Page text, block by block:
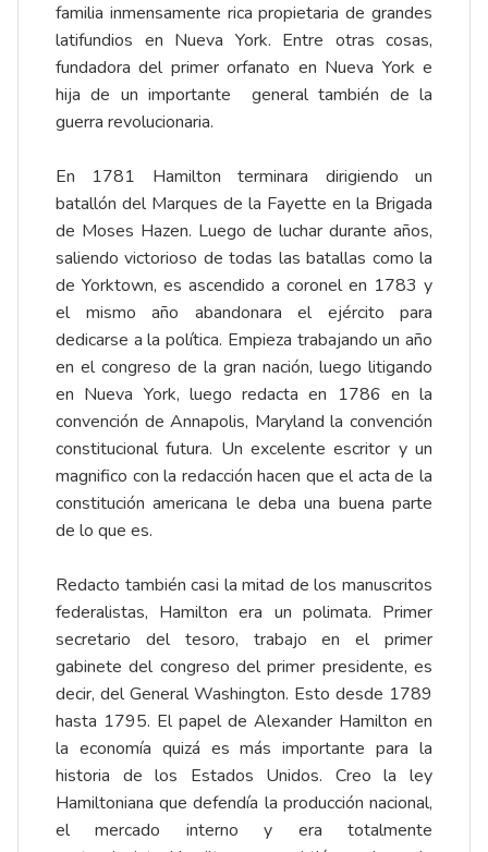
familia inmensamente rica propietaria de grandes
latifundios en Nueva York. Entre otras cosas,
fundadora del primer orfanato en Nueva York e
hija de un importante general también de la
guerra revolucionaria.
En 1781 Hamilton terminara dirigiendo un
batallón del Marques de la Fayette en la Brigada
de Moses Hazen. Luego de luchar durante años,
saliendo victorioso de todas las batallas como la
de Yorktown, es ascendido a coronel en 1783 y
el mismo año abandonara el ejército para
dedicarse a la política. Empieza trabajando un año
en el congreso de la gran nación, luego litigando
en Nueva York, luego redacta en 1786 en la
convención de Annapolis, Maryland la convención
constitucional futura. Un excelente escritor y un
magnifico con la redacción hacen que el acta de la
constitución americana le deba una buena parte
de lo que es.
Redacto también casi la mitad de los manuscritos
federalistas, Hamilton era un polimata. Primer
secretario del tesoro, trabajo en el primer
gabinete del congreso del primer presidente, es
decir, del General Washington. Esto desde 1789
hasta 1795. El papel de Alexander Hamilton en
la economía quizá es más importante para la
historia de los Estados Unidos. Creo la ley
Hamiltoniana que defendía la producción nacional,
el mercado interno y era totalmente